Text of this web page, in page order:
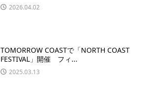
2026.04.02
TOMORROW COASTで「NORTH COAST
FESTIVAL」開催 フィ...
2025.03.13